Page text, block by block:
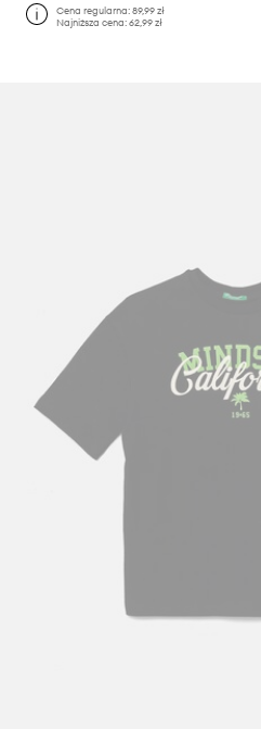
Cena regularna:89,99 zł
Najniższa cena:62,99 zł